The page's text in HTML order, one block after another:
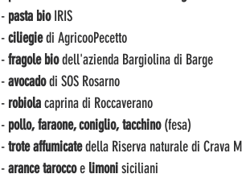
- pasta bio IRIS
- ciliegie di AgricooPecetto
- fragole bio dell'azienda Bargiolina di Barge
- avocado di SOS Rosarno
- robiola caprina di Roccaverano
- pollo, faraone, coniglio, tacchino (fesa)
- trote affumicate della Riserva naturale di Crava
- arancetarocco e limoni siciliani